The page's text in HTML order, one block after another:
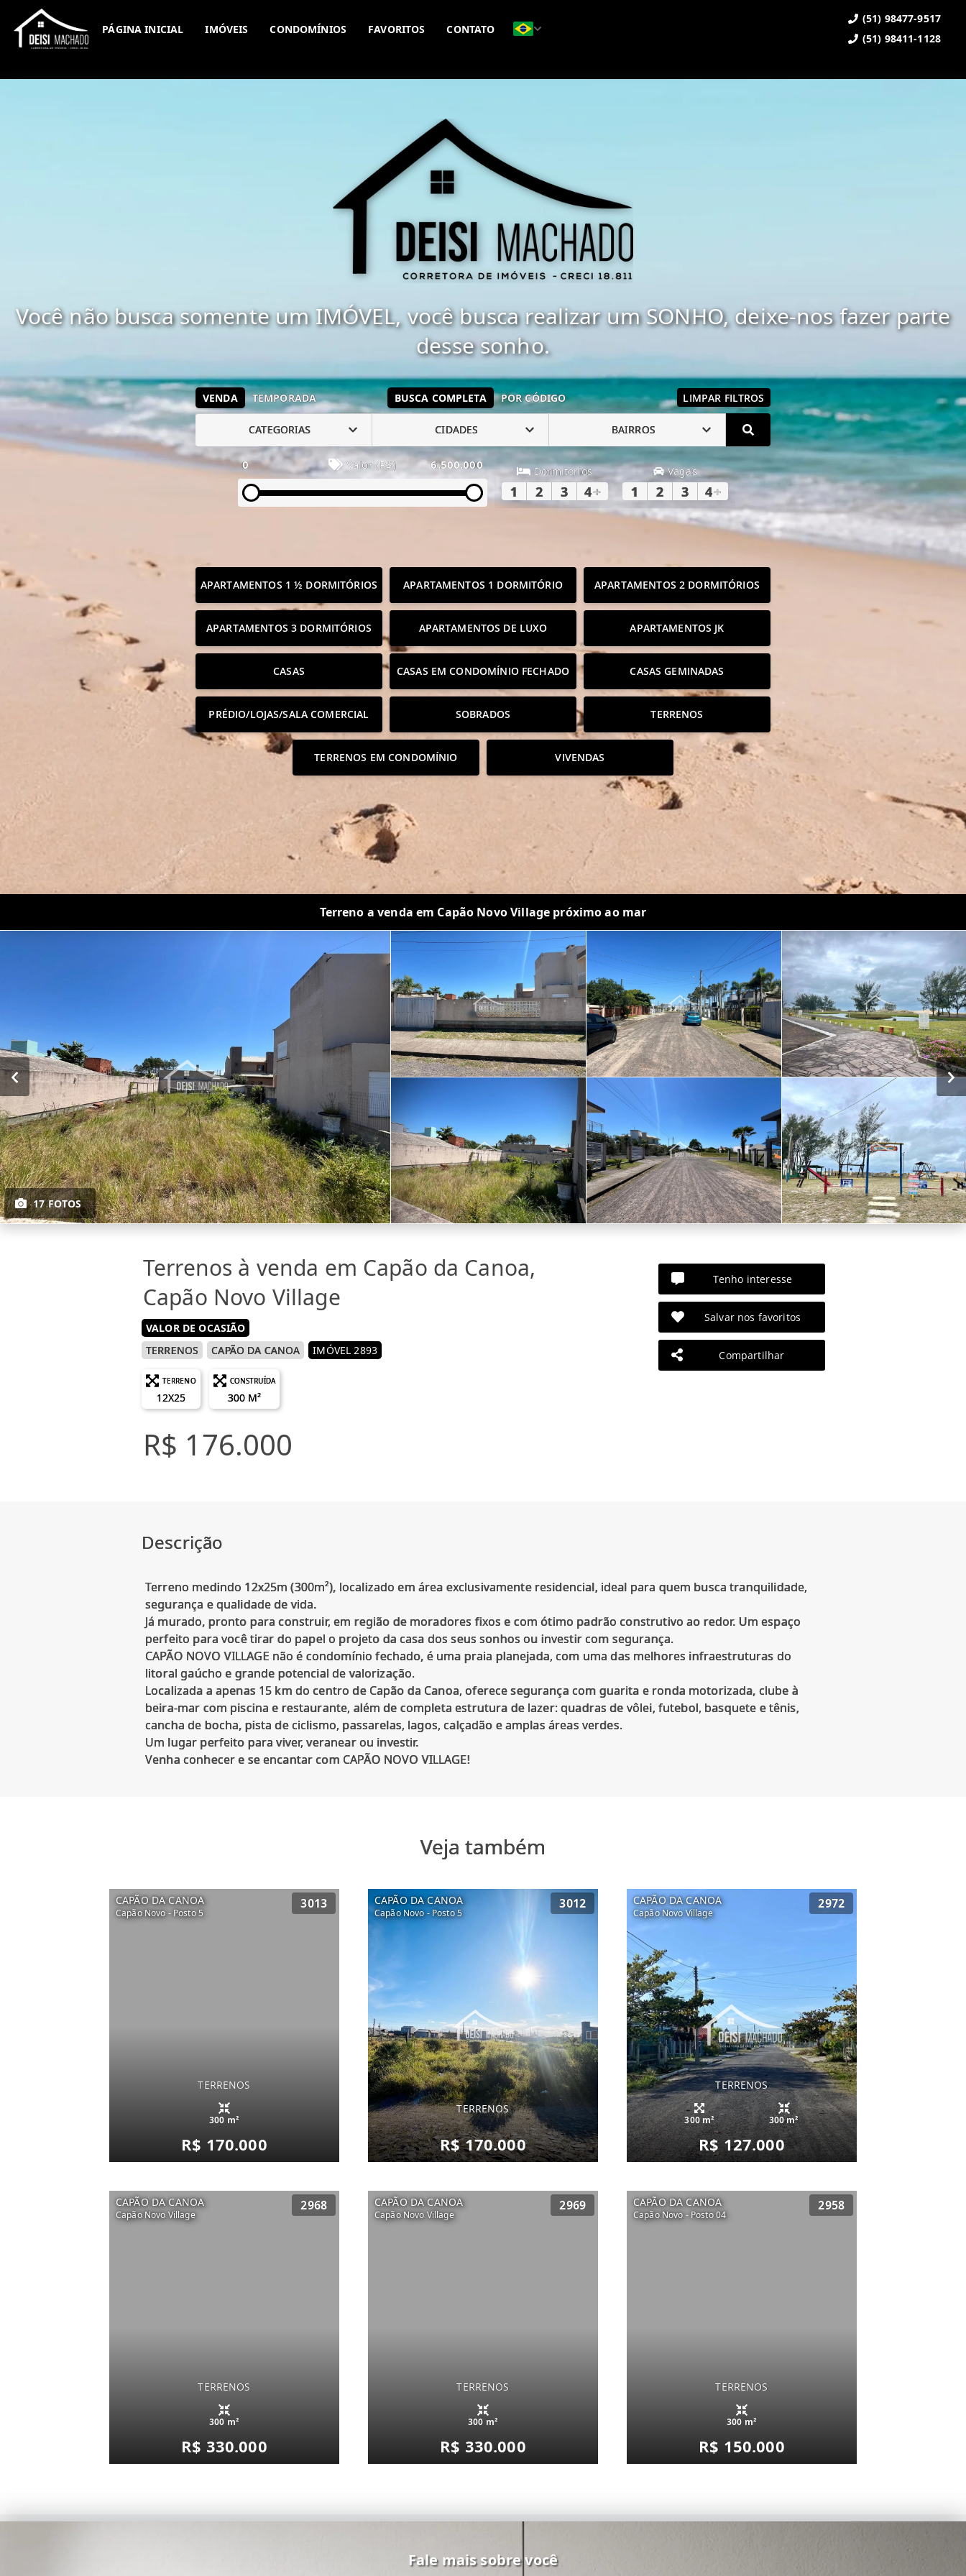
PÁGINA INICIAL IMÓVEIS CONDOMÍNIOS FAVORITOS CONTATO
(51) 98477-9517
(51) 98411-1128
Você não busca somente um IMÓVEL, você busca realizar um SONHO, deixe-nos fazer parte
desse sonho.
VENDA TEMPORADA BUSCA COMPLETA POR CÓDIGO LIMPAR FILTROS
CATEGORIAS CIDADES BAIRROS
0 Valor (R$) 6.500.000 Dormitórios
1 2 3 4+
Vagas
1 2 3 4+
APARTAMENTOS 1 ½ DORMITÓRIOS APARTAMENTOS 1 DORMITÓRIO APARTAMENTOS 2 DORMITÓRIOS
APARTAMENTOS 3 DORMITÓRIOS APARTAMENTOS DE LUXO APARTAMENTOS JK
CASAS CASAS EM CONDOMÍNIO FECHADO CASAS GEMINADAS
PRÉDIO/LOJAS/SALA COMERCIAL SOBRADOS TERRENOS
TERRENOS EM CONDOMÍNIO VIVENDAS
Terreno a venda em Capão Novo Village próximo ao mar
17 FOTOS
Terrenos à venda em Capão da Canoa,
Capão Novo Village
VALOR DE OCASIÃO
TERRENOS
CAPÃO DA CANOA IMÓVEL 2893
TERRENO
12X25
CONSTRUÍDA
300 M²
R$ 176.000
Tenho interesse
Salvar nos favoritos
Compartilhar
Descrição
Terreno medindo 12x25m (300m²), localizado em área exclusivamente residencial, ideal para quem busca tranquilidade,
segurança e qualidade de vida.
Já murado, pronto para construir, em região de moradores fixos e com ótimo padrão construtivo ao redor. Um espaço
perfeito para você tirar do papel o projeto da casa dos seus sonhos ou investir com segurança.
CAPÃO NOVO VILLAGE não é condomínio fechado, é uma praia planejada, com uma das melhores infraestruturas do
litoral gaúcho e grande potencial de valorização.
Localizada a apenas 15 km do centro de Capão da Canoa, oferece segurança com guarita e ronda motorizada, clube à
beira-mar com piscina e restaurante, além de completa estrutura de lazer: quadras de vôlei, futebol, basquete e tênis,
cancha de bocha, pista de ciclismo, passarelas, lagos, calçadão e amplas áreas verdes.
Um lugar perfeito para viver, veranear ou investir.
Venha conhecer e se encantar com CAPÃO NOVO VILLAGE!
Veja também
CAPÃO DA CANOA
Capão Novo - Posto 5
3013
TERRENOS
300 m²
R$ 170.000
CAPÃO DA CANOA
Capão Novo - Posto 5
3012
TERRENOS
R$ 170.000
CAPÃO DA CANOA
Capão Novo Village
2972
TERRENOS
300 m² 300 m²
R$ 127.000
CAPÃO DA CANOA
Capão Novo Village
2968
TERRENOS
300 m²
R$ 330.000
CAPÃO DA CANOA
Capão Novo Village
2969
TERRENOS
300 m²
R$ 330.000
CAPÃO DA CANOA
Capão Novo - Posto 04
2958
TERRENOS
300 m²
R$ 150.000
Fale mais sobre você